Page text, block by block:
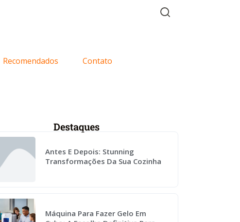
Recomendados Contato
Destaques
Antes E Depois: Stunning
Transformações Da Sua Cozinha
Máquina Para Fazer Gelo Em